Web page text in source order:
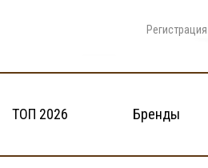
Регистрация
ТОП 2026 Бренды